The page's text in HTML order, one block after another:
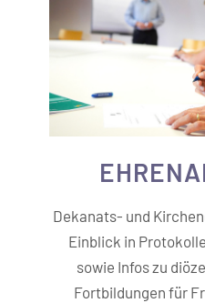
Dekanats- und
Einblick in
sowie Infos zu
Fortbildungen für